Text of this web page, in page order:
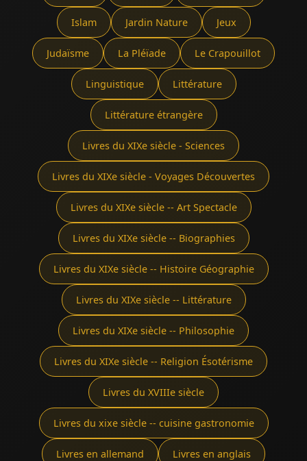
Islam Jardin Nature Jeux
Judaïsme La Pléïade Le Crapouillot
Linguistique Littérature
Littérature étrangère
Livres du XIXe siècle - Sciences
Livres du XIXe siècle - Voyages Découvertes
Livres du XIXe siècle -- Art Spectacle
Livres du XIXe siècle -- Biographies
Livres du XIXe siècle -- Histoire Géographie
Livres du XIXe siècle -- Littérature
Livres du XIXe siècle -- Philosophie
Livres du XIXe siècle -- Religion Ésotérisme
Livres du XVIIIe siècle
Livres du xixe siècle -- cuisine gastronomie
Livres en allemand Livres en anglais